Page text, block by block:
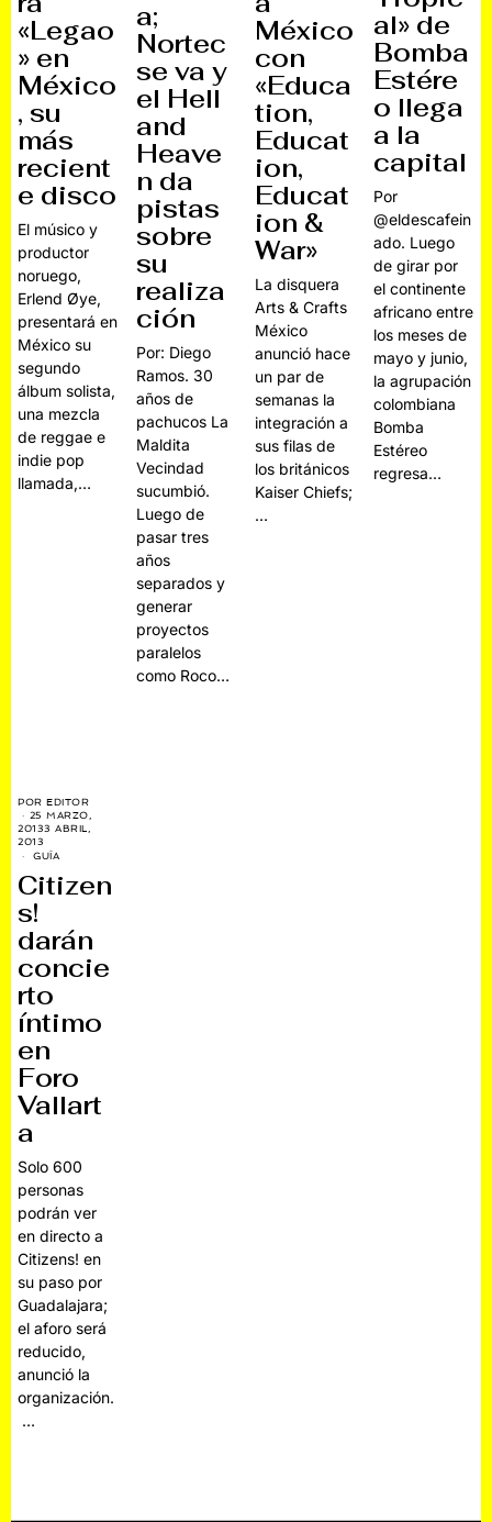
«Legao
» en
México
, su
más
recient
e disco
El músico y
productor
noruego,
Erlend Øye,
presentará en
México su
segundo
álbum solista,
una mezcla
de reggae e
indie pop
llamada,…
a;
Nortec
se va y
el Hell
and
Heave
n da
pistas
sobre
su
realiza
ción
Por: Diego
Ramos. 30
años de
pachucos La
Maldita
Vecindad
sucumbió.
Luego de
pasar tres
años
separados y
generar
proyectos
paralelos
como Roco…
México
con
«Educa
tion,
Educat
ion,
Educat
ion &
War»
La disquera
Arts & Crafts
México
anunció hace
un par de
semanas la
integración a
sus filas de
los británicos
Kaiser Chiefs;
…
al» de
Bomba
Estére
o llega
a la
capital
Por
@eldescafein
ado. Luego
de girar por
el continente
africano entre
los meses de
mayo y junio,
la agrupación
colombiana
Bomba
Estéreo
regresa…
POREDITOR
25 MARZO,
20133 ABRIL,
2013
GUÍA
Citizen
s!
darán
concie
rto
íntimo
en
Foro
Vallart
a
Solo 600
personas
podrán ver
en directo a
Citizens! en
su paso por
Guadalajara;
el aforo será
reducido,
anunció la
organización.
…